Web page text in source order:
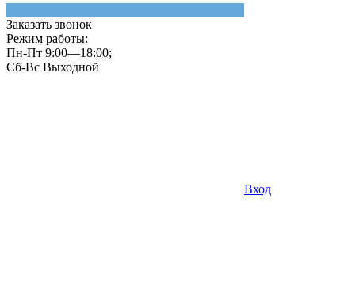
Заказать звонок
Режим работы:
Пн-Пт 9:00—18:00;
Сб-Вс Выходной
Вход